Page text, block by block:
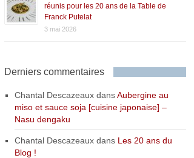
réunis pour les 20 ans de la Table de
Franck Putelat
3 mai 2026
Derniers commentaires
Chantal DescazeauxdansAubergine au
miso et sauce soja [cuisine japonaise] –
Nasu dengaku
Chantal Descazeauxdans Les 20 ans du
Blog !